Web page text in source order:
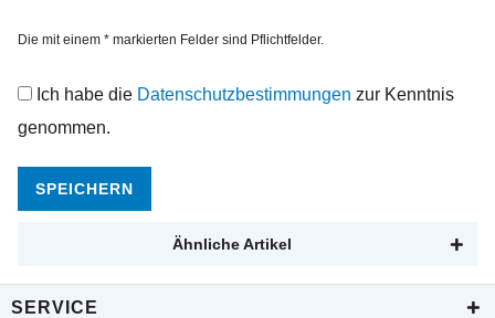
Die mit einem * markierten Felder sind Pflichtfelder.
Ich habe die Datenschutzbestimmungen zur Kenntnis
genommen.
SPEICHERN
Ähnliche Artikel
SERVICE